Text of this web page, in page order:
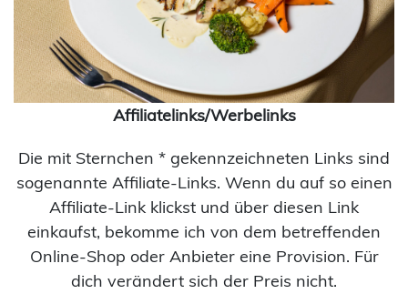
Affiliatelinks/Werbelinks
Die mit Sternchen * gekennzeichneten Links sind
sogenannte Affiliate-Links. Wenn du auf so einen
Affiliate-Link klickst und über diesen Link
einkaufst, bekomme ich von dem betreffenden
Online-Shop oder Anbieter eine Provision. Für
dich verändert sich der Preis nicht.